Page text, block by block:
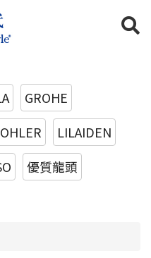
GROHE
LILAIDEN
優質龍頭